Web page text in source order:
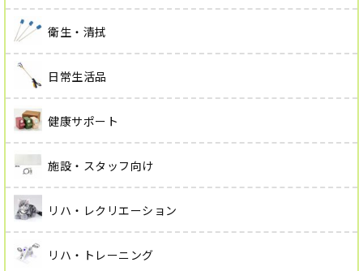
衛生・清拭
日常生活品
健康サポート
施設・スタッフ向け
リハ・レクリエーション
リハ・トレーニング